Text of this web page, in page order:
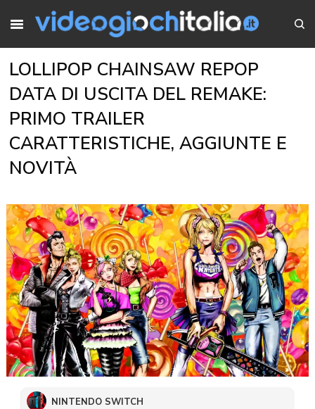
LOLLIPOP CHAINSAW REPOP
DATA DI USCITA DEL REMAKE:
PRIMO TRAILER
CARATTERISTICHE, AGGIUNTE E
NOVITÀ
NINTENDO SWITCH